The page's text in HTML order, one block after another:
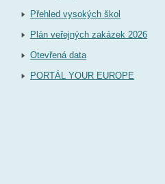
Přehled vysokých škol
Plán veřejných zakázek 2026
Otevřená data
PORTÁL YOUR EUROPE